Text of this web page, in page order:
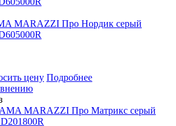
MARAZZI Про Нордик серый
цену Подробнее